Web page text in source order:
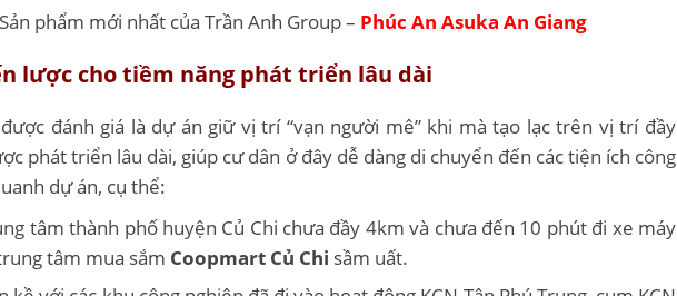
Sản phẩm mới nhất của Trần Anh Group – Phúc An Asuka An Giang
lược cho tiềm năng phát triển lâu dài
được đánh giá là dự án giữ vị trí “vạn người mê” khi mà tạo lạc trên vị trí đầy
phát triển lâu dài, giúp cư dân ở đây dễ dàng di chuyển đến các tiện ích công
dự án, cụ thể:
tâm thành phố huyện Củ Chi chưa đầy 4km và chưa đến 10 phút đi xe máy
tâm mua sắm Coopmart Củ Chi sầm uất.